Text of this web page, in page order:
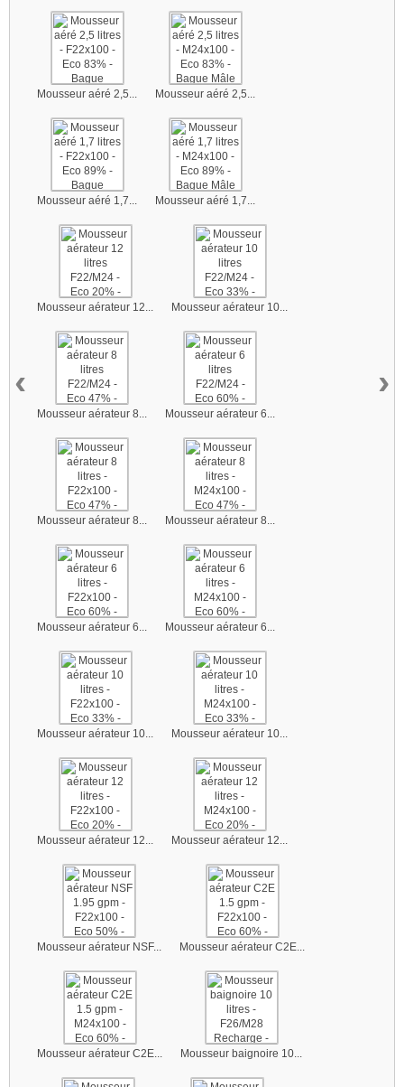
Mousseur aéré 2,5... Mousseur aéré 2,5...
Mousseur aéré 1,7... Mousseur aéré 1,7...
Mousseur aérateur 12... Mousseur aérateur 10...
Mousseur aérateur 8... Mousseur aérateur 6...
Mousseur aérateur 8... Mousseur aérateur 8...
Mousseur aérateur 6... Mousseur aérateur 6...
Mousseur aérateur 10... Mousseur aérateur 10...
Mousseur aérateur 12... Mousseur aérateur 12...
Mousseur aérateur NSF... Mousseur aérateur C2E...
Mousseur aérateur C2E... Mousseur baignoire 10...
‹ ›